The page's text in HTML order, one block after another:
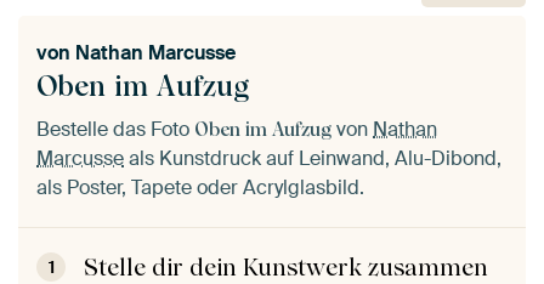
Oben im Aufzug
von Nathan Marcusse
Bestelle das Foto Oben im Aufzug vonNathan
Marcusseals Kunstdruck auf Leinwand, Alu-Dibond,
als Poster, Tapete oder Acrylglasbild.
1 Stelle dir dein Kunstwerk zusammen